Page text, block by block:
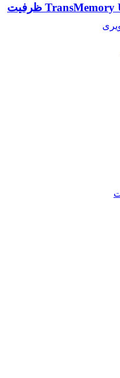
فلش مموری توشیبا مدل TransMemory U364 ظرفیت